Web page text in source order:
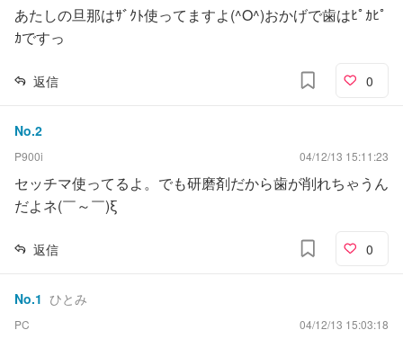
あたしの旦那はｻﾞｸﾄ使ってますよ(^O^)おかげで歯はﾋﾟｶﾋﾟ
ｶですっ
返信 0
No.2
P900i 04/12/13 15:11:23
セッチマ使ってるよ。でも研磨剤だから歯が削れちゃうん
だよネ(￣～￣)ξ
返信 0
No.1 ひとみ
PC 04/12/13 15:03:18